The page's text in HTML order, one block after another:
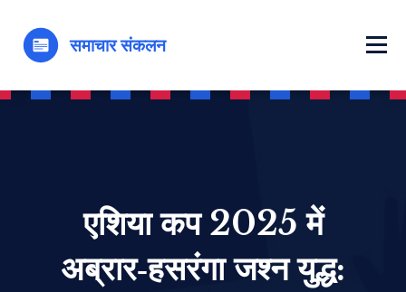
एशिया कप 2025 में
अब्रार‑हसरंगा जश्न युद्ध: